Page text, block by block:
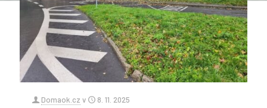
Domaok.cz v 8. 11. 2025